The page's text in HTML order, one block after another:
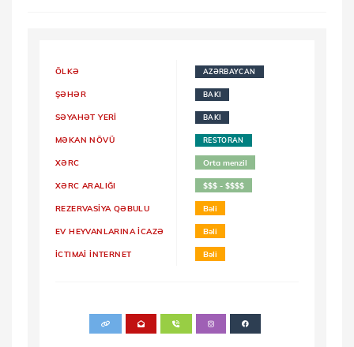
ÖLKƏ AZƏRBAYCAN
ŞƏHƏR BAKI
SƏYAHƏT YERI BAKI
MƏKAN NÖVÜ RESTORAN
XƏRC Orta menzil
XƏRC ARALIĞI $$$ - $$$$
REZERVASİYA QƏBULU Bəli
EV HEYVANLARINA İCAZƏ Bəli
İCTIMAİ İNTERNET Bəli